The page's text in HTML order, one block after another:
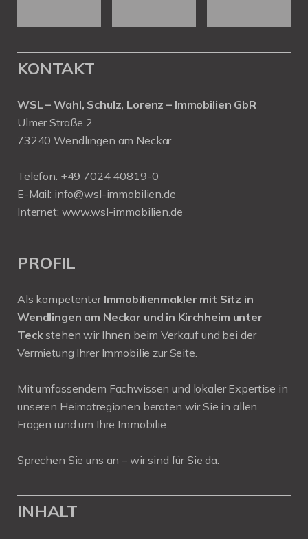
KONTAKT
WSL – Wahl, Schulz, Lorenz – Immobilien GbR
Ulmer Straße 2
73240 Wendlingen am Neckar
Telefon: +49 7024 40819-0
E-Mail: info@wsl-immobilien.de
Internet: www.wsl-immobilien.de
PROFIL
Als kompetenter Immobilienmakler mit Sitz in
Wendlingen am Neckar und in Kirchheim unter
Teckstehen wir Ihnen beim Verkauf und bei der
Vermietung Ihrer Immobilie zur Seite.
Mit umfassendem Fachwissen und lokaler Expertise in
unseren Heimatregionen beraten wir Sie in allen
Fragen rund um Ihre Immobilie.
Sprechen Sie uns an – wir sind für Sie da.
INHALT